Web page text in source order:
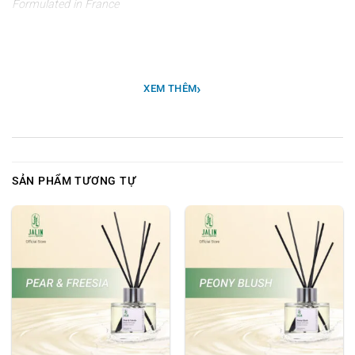
Formulated in France
Raspberry, kết hợp cùng Coconut béo ngậy, hương thơm này như
và Tiare đầy mộng mơ. Lớp hương giữa này như một khu vườn hoa
nở rộ, mang lại cảm giác lãng mạn và tinh tế.
- Gồm 5 que khuếch tán với chất liệu Mây.
- Tinh dầu nước hoa cao cấp sáng tạo từ Pháp, Thụy Sỹ, Anh và Mỹ.
- Lọ chất liệu thủy tinh cao cấp dung tích 100ml.
XEM THÊM›
SẢN PHẨM TƯƠNG TỰ